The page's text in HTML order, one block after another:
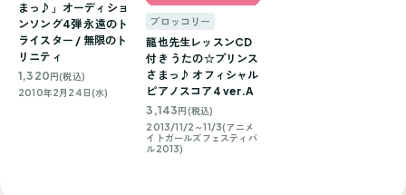
まっ♪」オーディショ
ンソング4弾 永遠のト
ライスター / 無限のト
リニティ
1,320 円(税込)
2010年2月24日(水)
ブロッコリー
龍也先生レッスンCD
付き うたの☆プリンス
さまっ♪ オフィシャル
ピアノスコア4 ver.A
3,143円(税込)
2013/11/2～11/3(アニメ
イトガールズフェスティバ
ル2013)